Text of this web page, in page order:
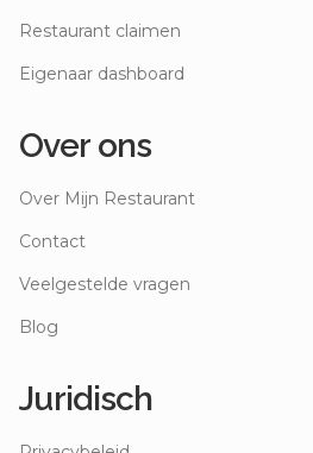
Restaurant claimen
Eigenaar dashboard
Over ons
Over Mijn Restaurant
Contact
Veelgestelde vragen
Blog
Juridisch